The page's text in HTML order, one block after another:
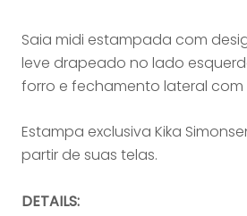
Saia midi estampada com
leve drapeado no lado
forro e fechamento lateral com
Estampa exclusiva Kika
partir de suas telas.
DETAILS: